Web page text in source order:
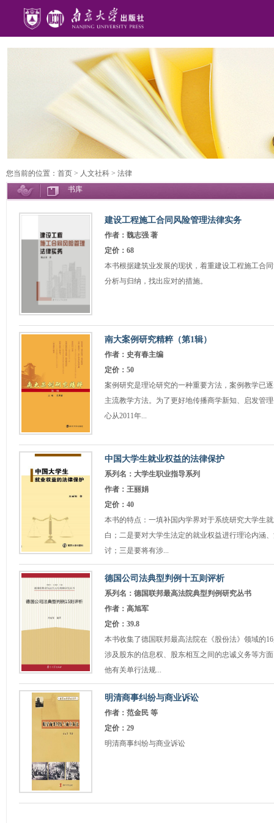
您当前的位置： 首页 > 人文社科 > 法律
书库
建设工程施工合同风险管理法律实务
作者：魏志强 著
定价：68
本书根据建筑业发展的现状，着重建设工程施工合
分析与归纳，找出应对的措施。
南大案例研究精粹（第1辑）
作者：史有春主编
定价：50
案例研究是理论研究的一种重要方法，案例教学已
主流教学方法。为了更好地传播商学新知、启发管
心从2011年...
中国大学生就业权益的法律保护
系列名：大学生职业指导系列
作者：王丽娟
定价：40
本书的特点：一填补国内学界对于系统研究大学生
白；二是要对大学生法定的就业权益进行理论内涵
讨；三是要将有涉...
德国公司法典型判例十五则评析
系列名：德国联邦最高法院典型判例研究丛书
作者：高旭军
定价：39.8
本书收集了德国联邦最高法院在《股份法》领域的
涉及股东的信息权、股东相互之间的忠诚义务等方
他有关单行法规...
明清商事纠纷与商业诉讼
作者：范金民 等
定价：29
明清商事纠纷与商业诉讼